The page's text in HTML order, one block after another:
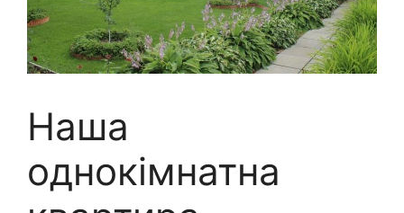
Наша
однокімнатна